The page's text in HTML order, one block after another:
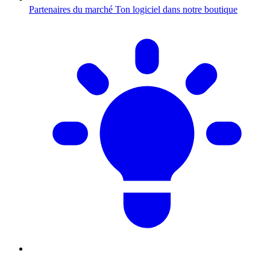
Partenaires du marché Ton logiciel dans notre boutique